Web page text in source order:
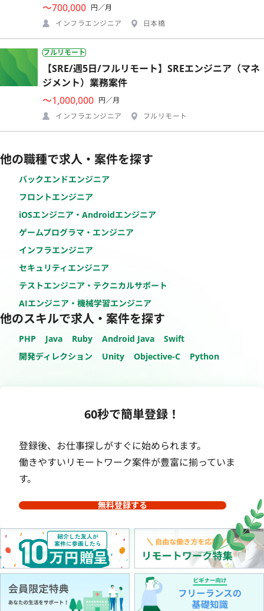
〜700,000 円／月
インフラエンジニア
日本橋
フルリモート
【SRE/週5日/フルリモート】SREエンジニア（マネ
ジメント）業務案件
〜1,000,000 円／月
インフラエンジニア
フルリモート
他の職種で求人・案件を探す
バックエンドエンジニア
フロントエンジニア
iOSエンジニア・Androidエンジニア
ゲームプログラマ・エンジニア
インフラエンジニア
セキュリティエンジニア
テストエンジニア・テクニカルサポート
AIエンジニア・機械学習エンジニア
他のスキルで求人・案件を探す
PHP Java Ruby Android Java
Swift
開発ディレクション
Unity Objective-C Python
60秒で簡単登録！
登録後、お仕事探しがすぐに始められます。
働きやすいリモートワーク案件が豊富に揃っていま
す。
無料登録する